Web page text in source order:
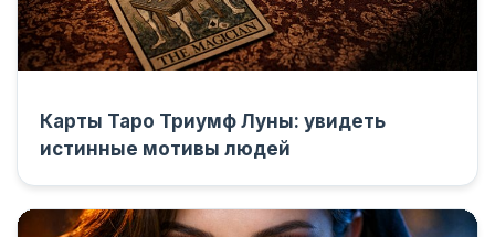
Карты Таро Триумф Луны: увидеть
истинные мотивы людей